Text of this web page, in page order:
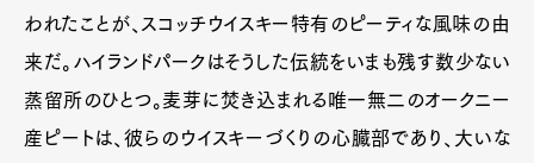
われたことが、スコッチウイスキー特有のピーティな風味の由
来だ。ハイランドパークはそうした伝統をいまも残す数少ない
蒸留所のひとつ。麦芽に焚き込まれる唯一無二のオークニー
産ピートは、彼らのウイスキーづくりの心臓部であり、大いな